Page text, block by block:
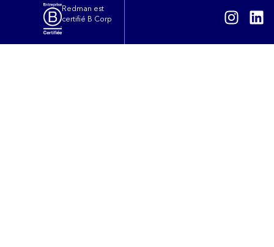
Redman est
certifié B Corp